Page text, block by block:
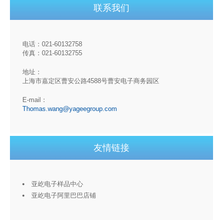
联系我们
电话：021-60132758
传真：021-60132755
地址：
上海市嘉定区曹安公路4588号曹安电子商务园区
E-mail：
Thomas.wang@yageegroup.com
友情链接
亚屹电子样品中心
亚屹电子阿里巴巴店铺